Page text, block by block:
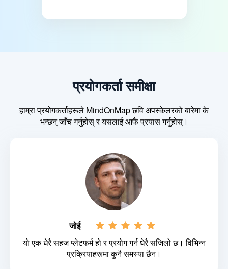
प्रयोगकर्ता समीक्षा
हाम्रा प्रयोगकर्ताहरूले MindOnMap छवि अपस्केलरको बारेमा के
भन्छन् जाँच गर्नुहोस् र यसलाई आफैं प्रयास गर्नुहोस्।
जोई
यो एक धेरै सहज प्लेटफर्म हो र प्रयोग गर्न धेरै सजिलो छ। विभिन्न
प्रक्रियाहरूमा कुनै समस्या छैन।